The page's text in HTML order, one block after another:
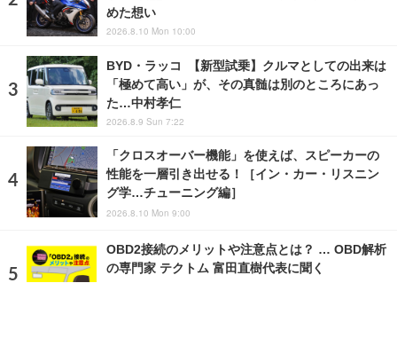
めた想い
2026.8.10 Mon 10:00
BYD・ラッコ 【新型試乗】クルマとしての出来は
「極めて高い」が、その真髄は別のところにあっ
た…中村孝仁
2026.8.9 Sun 7:22
「クロスオーバー機能」を使えば、スピーカーの
性能を一層引き出せる！［イン・カー・リスニン
グ学…チューニング編］
2026.8.10 Mon 9:00
OBD2接続のメリットや注意点とは？ … OBD解析
の専門家 テクトム 富田直樹代表に聞く